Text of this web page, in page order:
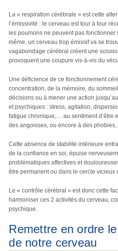
La « respiration cérébrale » est cette
l’émissivité : le cerveau est tour à tour
les poumons ne peuvent pas fonctionner
même, un cerveau trop émissif va se
vagabondage cérébral créent une
provoquent une coupure vis-à-vis du
Une déficience de ce fonctionnement
concentration, de la mémoire, du
décisions ou à mener une action
et psychiques : stress, agitation,
fatigue chronique,… au sentiment d’être
des angoisses, ou encore à des
Cette absence de stabilité intérieure
de la confiance en soi, épuise
problématiques affectives et
être permanent ou dans le cercle
Le « contrôle cérébral » est donc cette
harmoniser ces 2 activités du cerveau,
psychique.
Remettre en ordre
de notre cerveau